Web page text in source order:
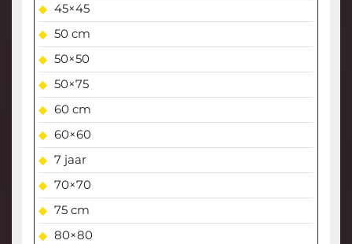
45×45
50 cm
50×50
50×75
60 cm
60×60
7 jaar
70×70
75 cm
80×80